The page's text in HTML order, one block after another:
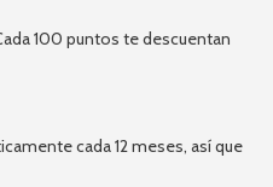
100 puntos te descuentan
cada 12 meses, así que